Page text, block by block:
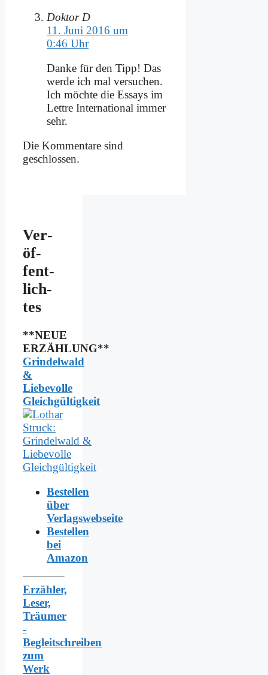
Doktor D
11. Juni 2016 um
0:46 Uhr
Dan­ke für den Tipp! Das
wer­de ich mal ver­su­chen.
Ich möch­te die Es­says im
Lett­re In­ter­na­tio­nal im­mer
sehr.
Die Kommentare sind
geschlossen.
Ver­
öf­
fent­
lich­
tes
**NEUE
ERZÄHLUNG**
Grindelwald
&
Liebevolle
Gleichgültigkeit
Bestellen
über
Verlagswebseite
Bestellen
bei
Amazon
Erzähler,
Leser,
Träumer
-
Begleitschreiben
zum
Werk